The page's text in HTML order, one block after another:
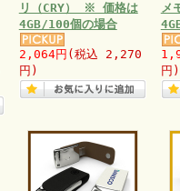
リ（CRY） ※ 価格は
4GB/100個の場合
2,064円 (税込 2,270
円)
メ
円)